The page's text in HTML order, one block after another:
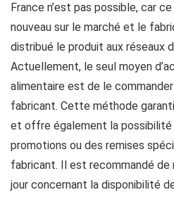
France n’est pas possible, car
nouveau sur le marché et le
distribué le produit aux réseaux
Actuellement, le seul moyen
alimentaire est de le
fabricant. Cette méthode
et offre également la possibilité
promotions ou des remises
fabricant. Il est recommandé
jour concernant la disponibilité